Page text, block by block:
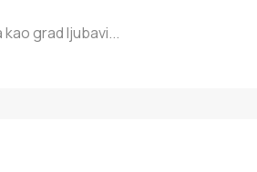
grad ljubavi...